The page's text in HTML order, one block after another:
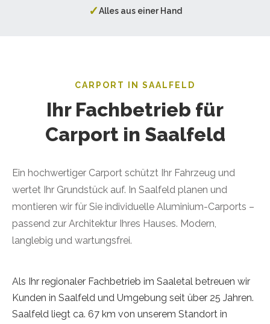
✓Alles aus einer Hand
CARPORT IN SAALFELD
Ihr Fachbetrieb für
Carport in Saalfeld
Ein hochwertiger Carport schützt Ihr Fahrzeug und
wertet Ihr Grundstück auf. In Saalfeld planen und
montieren wir für Sie individuelle Aluminium-Carports –
passend zur Architektur Ihres Hauses. Modern,
langlebig und wartungsfrei.
Als Ihr regionaler Fachbetrieb im Saaletal betreuen wir
Kunden in Saalfeld und Umgebung seit über 25 Jahren.
Saalfeld liegt ca. 67 km von unserem Standort in